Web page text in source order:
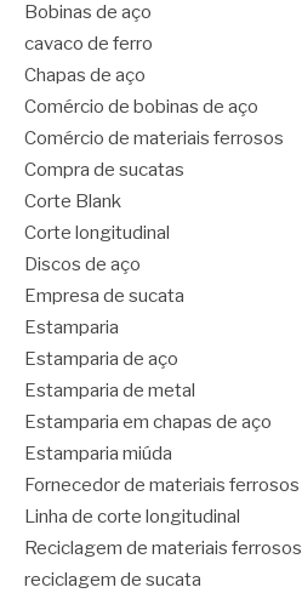
Bobinas de aço
cavaco de ferro
Chapas de aço
Comércio de bobinas de aço
Comércio de materiais ferrosos
Compra de sucatas
Corte Blank
Corte longitudinal
Discos de aço
Empresa de sucata
Estamparia
Estamparia de aço
Estamparia de metal
Estamparia em chapas de aço
Estamparia miúda
Fornecedor de materiais ferrosos
Linha de corte longitudinal
Reciclagem de materiais ferrosos
reciclagem de sucata